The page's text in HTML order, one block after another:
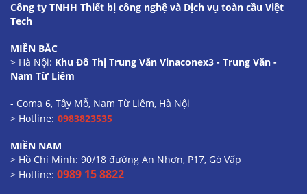
Công ty TNHH Thiết bị công nghệ và Dịch vụ toàn cầu Việt
Tech
MIỀN BẮC
> Hà Nội: Khu Đô Thị Trung Văn Vinaconex3 - Trung Văn -
Nam Từ Liêm
- Coma 6, Tây Mỗ, Nam Từ Liêm, Hà Nội
> Hotline: 0983823535
MIỀN NAM
> Hồ Chí Minh: 90/18 đường An Nhơn, P17, Gò Vấp
> Hotline: 0989 15 8822